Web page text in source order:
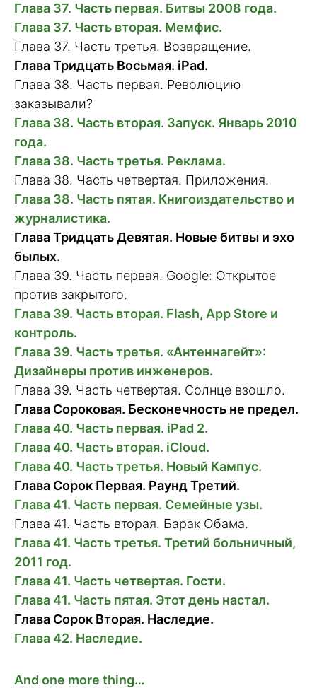
Глава 37. Часть первая. Битвы 2008 года.
Глава 37. Часть вторая. Мемфис.
Глава 37. Часть третья. Возвращение.
Глава Тридцать Восьмая. iPad.
Глава 38. Часть первая. Революцию
заказывали?
Глава 38. Часть вторая. Запуск. Январь 2010
года.
Глава 38. Часть третья. Реклама.
Глава 38. Часть четвертая. Приложения.
Глава 38. Часть пятая. Книгоиздательство и
журналистика.
Глава Тридцать Девятая. Новые битвы и эхо
былых.
Глава 39. Часть первая. Google: Открытое
против закрытого.
Глава 39. Часть вторая. Flash, App Store и
контроль.
Глава 39. Часть третья. «Антеннагейт»:
Дизайнеры против инженеров.
Глава 39. Часть четвертая. Солнце взошло.
Глава Сороковая. Бесконечность не предел.
Глава 40. Часть первая. iPad 2.
Глава 40. Часть вторая. iCloud.
Глава 40. Часть третья. Новый Кампус.
Глава Сорок Первая. Раунд Третий.
Глава 41. Часть первая. Семейные узы.
Глава 41. Часть вторая. Барак Обама.
Глава 41. Часть третья. Третий больничный,
2011 год.
Глава 41. Часть четвертая. Гости.
Глава 41. Часть пятая. Этот день настал.
Глава Сорок Вторая. Наследие.
Глава 42. Наследие.
And one more thing…